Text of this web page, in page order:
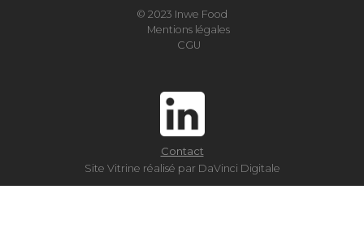
© 2023 Inwe Food
Mentions légales
CGU
Site Vitrine réalisé par DaVinci Digitale
Contact